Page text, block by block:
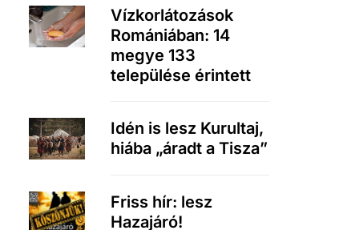
Vízkorlátozások
Romániában: 14
megye 133
települése érintett
Idén is lesz Kurultaj,
hiába „áradt a Tisza”
Friss hír: lesz
Hazajáró!